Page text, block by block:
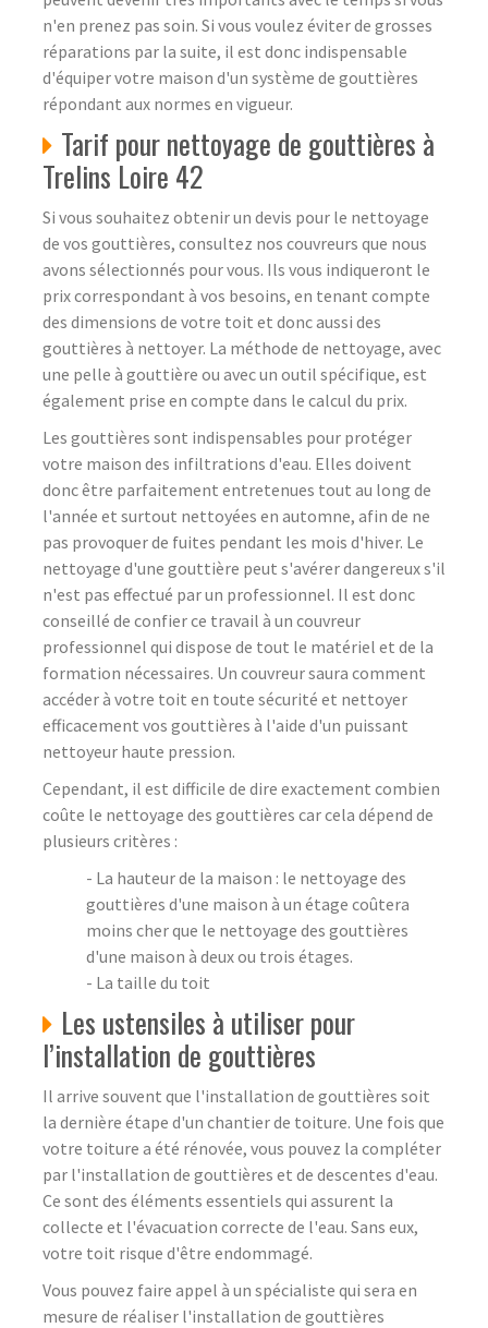
n'en prenez pas soin. Si vous voulez éviter de grosses
réparations par la suite, il est donc indispensable
d'équiper votre maison d'un système de gouttières
répondant aux normes en vigueur.
Tarif pour nettoyage de gouttières à
Trelins Loire 42
Si vous souhaitez obtenir un devis pour le nettoyage
de vos gouttières, consultez nos couvreurs que nous
avons sélectionnés pour vous. Ils vous indiqueront le
prix correspondant à vos besoins, en tenant compte
des dimensions de votre toit et donc aussi des
gouttières à nettoyer. La méthode de nettoyage, avec
une pelle à gouttière ou avec un outil spécifique, est
également prise en compte dans le calcul du prix.
Les gouttières sont indispensables pour protéger
votre maison des infiltrations d'eau. Elles doivent
donc être parfaitement entretenues tout au long de
l'année et surtout nettoyées en automne, afin de ne
pas provoquer de fuites pendant les mois d'hiver. Le
nettoyage d'une gouttière peut s'avérer dangereux s'il
n'est pas effectué par un professionnel. Il est donc
conseillé de confier ce travail à un couvreur
professionnel qui dispose de tout le matériel et de la
formation nécessaires. Un couvreur saura comment
accéder à votre toit en toute sécurité et nettoyer
efficacement vos gouttières à l'aide d'un puissant
nettoyeur haute pression.
Cependant, il est difficile de dire exactement combien
coûte le nettoyage des gouttières car cela dépend de
plusieurs critères :
- La hauteur de la maison : le nettoyage des
gouttières d'une maison à un étage coûtera
moins cher que le nettoyage des gouttières
d'une maison à deux ou trois étages.
- La taille du toit
Les ustensiles à utiliser pour
l’installation de gouttières
Il arrive souvent que l'installation de gouttières soit
la dernière étape d'un chantier de toiture. Une fois que
votre toiture a été rénovée, vous pouvez la compléter
par l'installation de gouttières et de descentes d'eau.
Ce sont des éléments essentiels qui assurent la
collecte et l'évacuation correcte de l'eau. Sans eux,
votre toit risque d'être endommagé.
Vous pouvez faire appel à un spécialiste qui sera en
mesure de réaliser l'installation de gouttières